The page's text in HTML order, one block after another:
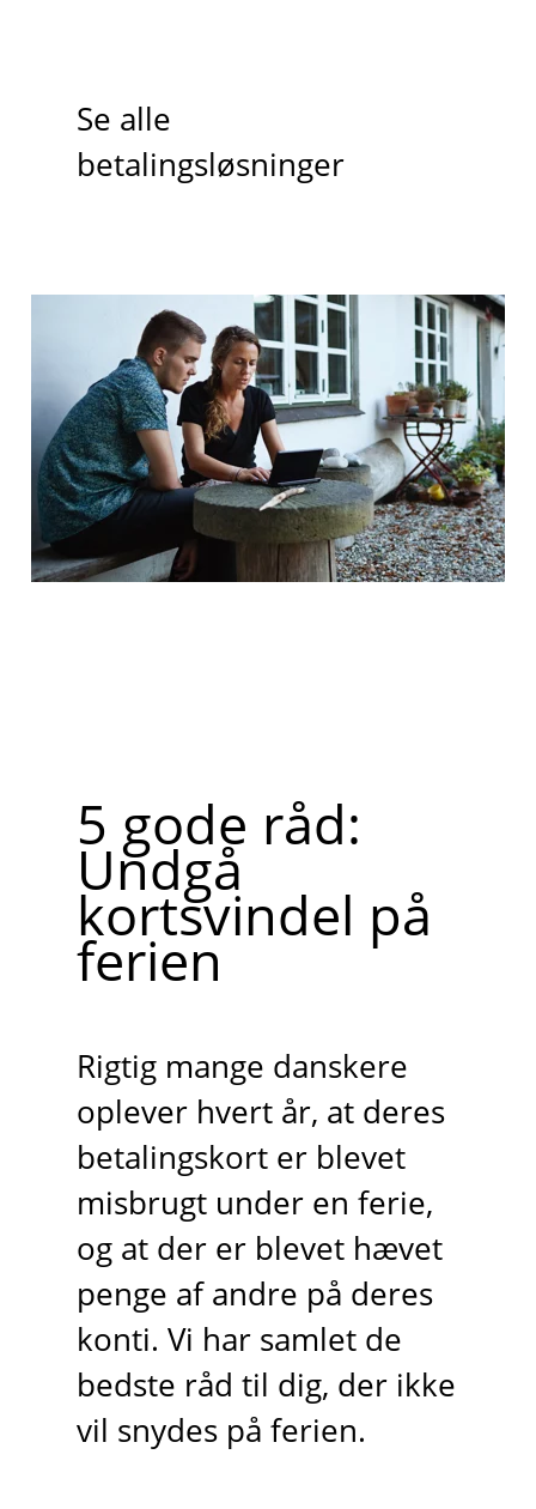
Se alle
betalingsløsninger
5 gode råd:
Undgå
kortsvindel på
ferien
Rigtig mange danskere
oplever hvert år, at deres
betalingskort er blevet
misbrugt under en ferie,
og at der er blevet hævet
penge af andre på deres
konti. Vi har samlet de
bedste råd til dig, der ikke
vil snydes på ferien.